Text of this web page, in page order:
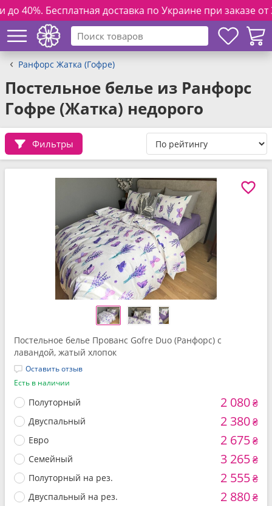
доставка по Украине при заказе от 3000 грн. и
Ранфорс Жатка (Гофре)
Постельное белье из Ранфорс
Гофре (Жатка) недорого
Фильтры
Постельное белье Прованс Gofre Duo (Ранфорс) с
лавандой, жатый хлопок
Оставить отзыв
Есть в наличии
Полуторный 2 080₴
Двуспальный 2 380₴
Евро 2 675₴
Семейный 3 265₴
Полуторный на рез. 2 555₴
Двуспальный на рез. 2 880₴